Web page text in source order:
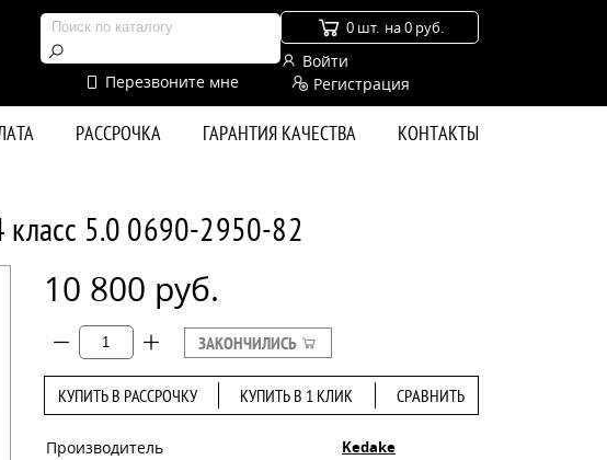
Перезвоните мне
0 шт. на 0 руб.
Войти
Регистрация
РАССРОЧКА ГАРАНТИЯ КАЧЕСТВА КОНТАКТЫ
5.0 0690-2950-82
10 800 руб.
ЗАКОНЧИЛИСЬ
КУПИТЬ В РАССРОЧКУ КУПИТЬ В 1 КЛИК СРАВНИТЬ
Производитель Kedake